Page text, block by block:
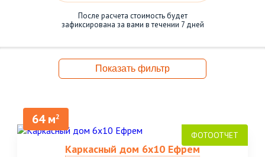
После расчета стоимость будет
зафиксирована за вами в течении 7 дней
Показать фильтр
64 м2
Каркасный дом 6х10 Ефрем